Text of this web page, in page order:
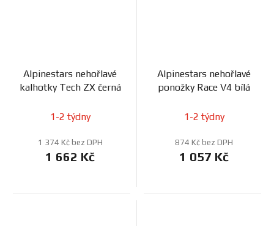
Alpinestars nehořlavé
kalhotky Tech ZX černá
1-2 týdny
1 374 Kč bez DPH
1 662 Kč
Alpinestars nehořlavé
ponožky Race V4 bílá
1-2 týdny
874 Kč bez DPH
1 057 Kč